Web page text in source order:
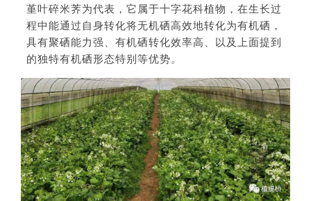
堇叶碎米荠为代表，它属于十字花科植物，在生长过
程中能通过自身转化将无机硒高效地转化为有机硒，
具有聚硒能力强、有机硒转化效率高、以及上面提到
的独特有机硒形态特别等优势。